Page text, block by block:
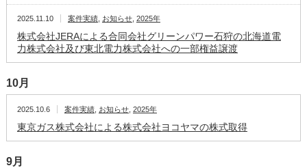
2025.11.10 案件実績, お知らせ, 2025年
株式会社JERAによる合同会社グリーンパワー石狩の北海道電
力株式会社及び東北電力株式会社への一部権益譲渡
10月
2025.10.6 案件実績, お知らせ, 2025年
東京ガス株式会社による株式会社ヨコヤマの株式取得
9月